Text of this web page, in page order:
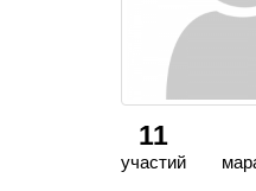
11
участий